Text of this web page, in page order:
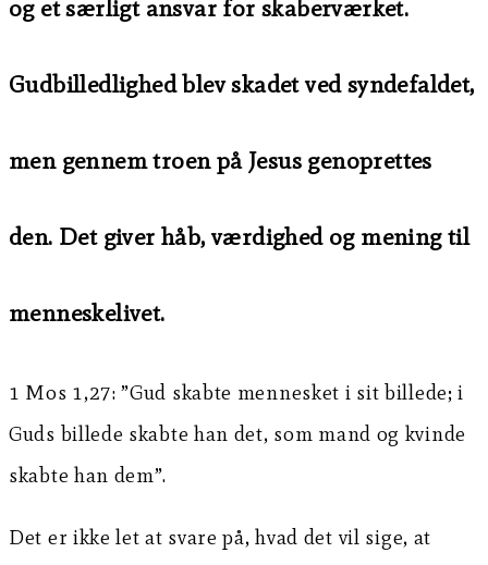
og et særligt ansvar for skaberværket.
Gudbilledlighed blev skadet ved syndefaldet,
men gennem troen på Jesus genoprettes
den. Det giver håb, værdighed og mening til
menneskelivet.
1 Mos 1,27: ”Gud skabte mennesket i sit billede; i
Guds billede skabte han det, som mand og kvinde
skabte han dem”.
Det er ikke let at svare på, hvad det vil sige, at